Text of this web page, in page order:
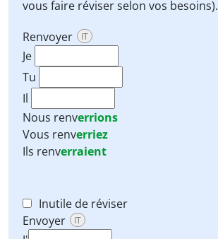
vous faire réviser selon vos besoins).
Renvoyer IT
Je
Tu
Il
Nous renverrions
Vous renverriez
Ils renverraient
Inutile de réviser
Envoyer
IT